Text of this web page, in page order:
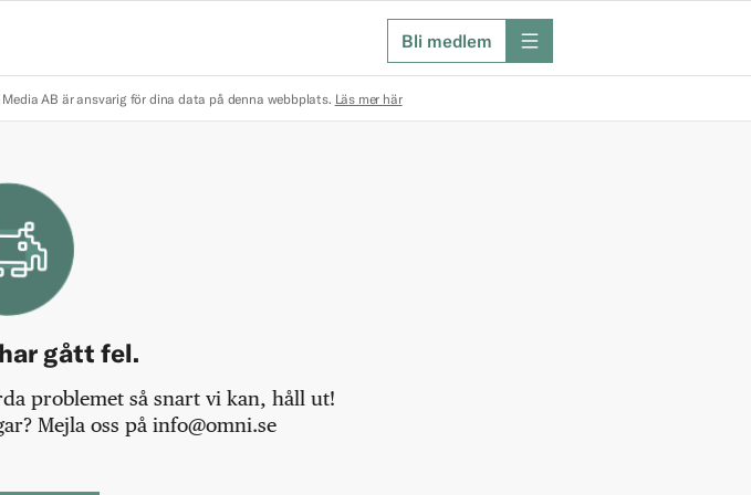
Bli medlem meny
AB är ansvarig för dina data på denna webbplats. Läs mer här
gått fel.
problemet så snart vi kan, håll ut!
Mejla oss på info@omni.se